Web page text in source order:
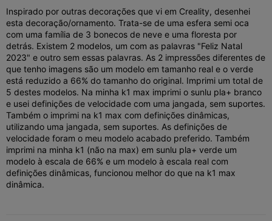
Inspirado por outras decorações que vi em Creality, desenhei
esta decoração/ornamento. Trata-se de uma esfera semi oca
com uma família de 3 bonecos de neve e uma floresta por
detrás. Existem 2 modelos, um com as palavras "Feliz Natal
2023" e outro sem essas palavras. As 2 impressões diferentes de
que tenho imagens são um modelo em tamanho real e o verde
está reduzido a 66% do tamanho do original. Imprimi um total de
5 destes modelos. Na minha k1 max imprimi o sunlu pla+ branco
e usei definições de velocidade com uma jangada, sem suportes.
Também o imprimi na k1 max com definições dinâmicas,
utilizando uma jangada, sem suportes. As definições de
velocidade foram o meu modelo acabado preferido. Também
imprimi na minha k1 (não na max) em sunlu pla+ verde um
modelo à escala de 66% e um modelo à escala real com
definições dinâmicas, funcionou melhor do que na k1 max
dinâmica.